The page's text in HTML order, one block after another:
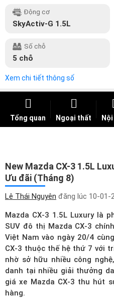
Động cơ
SkyActiv-G 1.5L
Số chỗ
5 chỗ
Xem chi tiết thông số
Tổng quan Ngoại thất
New Mazda CX-3 1.5L
Ưu đãi (Tháng 8)
Lê Thái Nguyên đăng lúc 10-01-
Mazda CX-3 1.5L Luxury là
SUV đô thị Mazda CX-3
Việt Nam vào ngày 20/4
CX-3 thuộc thế hệ thứ 7 với
nhờ sở hữu nhiều công
danh tại nhiều giải thưởng
giá xe Mazda CX-3 thu hút
hàng.